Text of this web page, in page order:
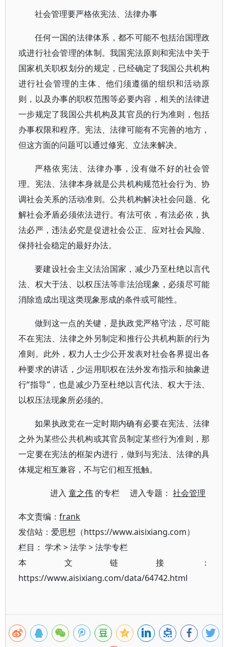
社会管理要严格依宪法、法律办事
任何一国的法律体系，都不可能不包括治国理政
或进行社会管理的体制。我国宪法原则和宪法中关于
国家机关职权划分的规定，已经确定了我国公共机构
进行社会管理的主体、他们须遵循的组织和活动原
则，以及办事的职权范围等必要内容，相关的法律进
一步规定了我国公共机构及其官员的行为准则，包括
办事权限和程序。宪法、法律可能有不完善的地方，
但这方面的问题可以通过修宪、立法来解决。
严格依宪法、法律办事，没有做不好的社会管
理。宪法、法律本身就是公共机构规范社会行为、协
调社会关系的活动准则。公共机构解决社会问题、化
解社会矛盾必须依法进行。有法可依，有法必依，执
法必严，违法必究是促进社会公正、应对社会风险、
保持社会稳定的最好办法。
要建设社会主义法治国家，减少乃至杜绝以言代
法、权大于法、以权压法等非法治现象，必须尽可能
消除造成出现这类现象形成的条件或可能性。
做到这一点的关键，是执政党严格守法，尽可能
不在宪法、法律之外另制定和推行公共机构新的行为
准则。此外，权力人士少公开发表对社会各界提出各
种要求的讲话，少运用职权在法外发布指示和抽象进
行“指导”，也是减少乃至杜绝以言代法、权大于法、
以权压法现象所必须的。
如果执政党在一定时期内确有必要在宪法、法律
之外为某些公共机构或其官员制定某些行为准则，那
一定要在宪法的框架内进行，做到与宪法、法律的具
体规定相互兼容，不与它们相互抵触。
进入童之伟 的专栏 进入专题：社会管理
本文责编： frank
发信站：爱思想（https://www.aisixiang.com）
栏目： 学术>法学 >法学专栏
本文链接：
https://www.aisixiang.com/data/64742.html